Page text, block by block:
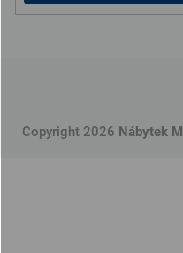
Copyright 2026 Nábytek